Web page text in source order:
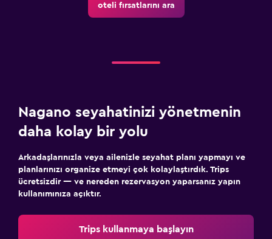
Sağlık ve güvenlik
Günlük oda hizmetleri
Spor
Tenis
oteli fırsatlarını ara
Nagano seyahatinizi yönetmenin
daha kolay bir yolu
Arkadaşlarınızla veya ailenizle seyahat planı yapmayı ve
planlarınızı organize etmeyi çok kolaylaştırdık. Trips
ücretsizdir — ve nereden rezervasyon yaparsanız yapın
kullanımınıza açıktır.
Trips kullanmaya başlayın